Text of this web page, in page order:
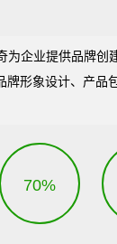
企业提供品牌创
形象设计、产品
70%